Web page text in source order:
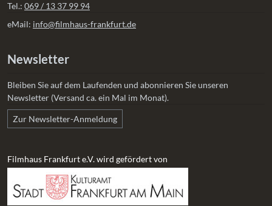
Tel.: 069 / 13 37 99 94
eMail: info@filmhaus-frankfurt.de
Newsletter
Bleiben Sie auf dem Laufenden und abonnieren Sie unseren
Newsletter (Versand ca. ein Mal im Monat).
Zur Newsletter-Anmeldung
Filmhaus Frankfurt e.V. wird gefördert von